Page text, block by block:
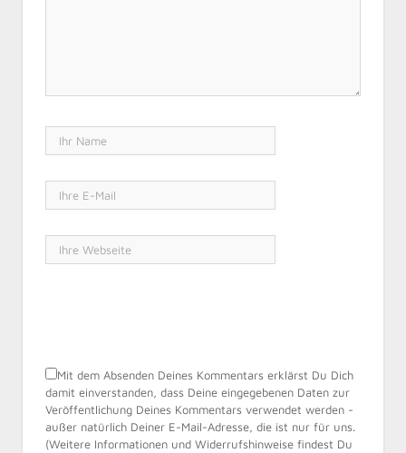
Mit dem Absenden Deines Kommentars erklärst Du Dich
damit einverstanden, dass Deine eingegebenen Daten zur
Veröffentlichung Deines Kommentars verwendet werden -
außer natürlich Deiner E-Mail-Adresse, die ist nur für uns.
(Weitere Informationen und Widerrufshinweise findest Du